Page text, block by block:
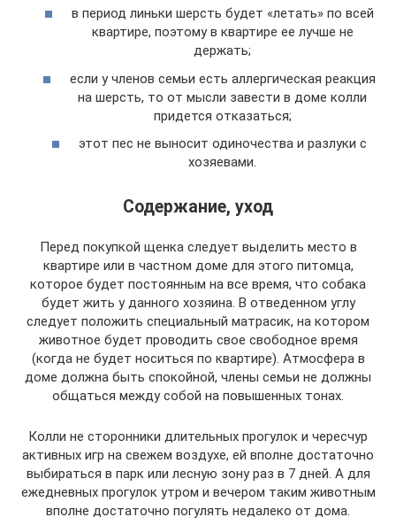
в период линьки шерсть будет «летать» по всей
квартире, поэтому в квартире ее лучше не
держать;
если у членов семьи есть аллергическая реакция
на шерсть, то от мысли завести в доме колли
придется отказаться;
этот пес не выносит одиночества и разлуки с
хозяевами.
Содержание, уход
Перед покупкой щенка следует выделить место в
квартире или в частном доме для этого питомца,
которое будет постоянным на все время, что собака
будет жить у данного хозяина. В отведенном углу
следует положить специальный матрасик, на котором
животное будет проводить свое свободное время
(когда не будет носиться по квартире). Атмосфера в
доме должна быть спокойной, члены семьи не должны
общаться между собой на повышенных тонах.
Колли не сторонники длительных прогулок и чересчур
активных игр на свежем воздухе, ей вполне достаточно
выбираться в парк или лесную зону раз в 7 дней. А для
ежедневных прогулок утром и вечером таким животным
вполне достаточно погулять недалеко от дома.